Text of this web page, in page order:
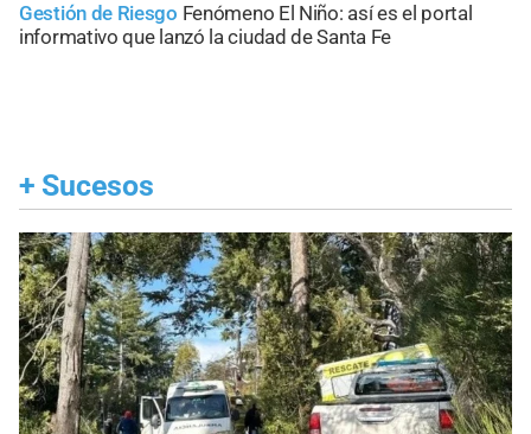
Gestión de Riesgo Fenómeno El Niño: así es el portal
informativo que lanzó la ciudad de Santa Fe
+ Sucesos